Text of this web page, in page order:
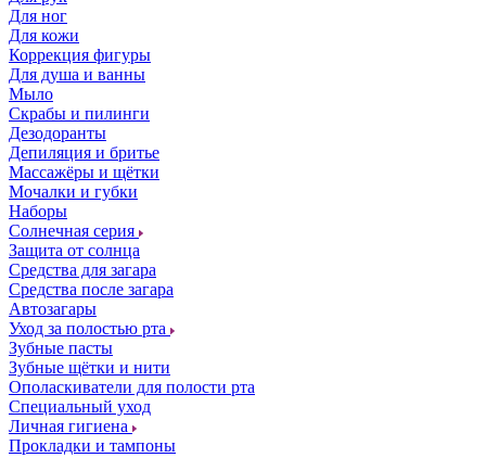
Для ног
Для кожи
Коррекция фигуры
Для душа и ванны
Мыло
Скрабы и пилинги
Дезодоранты
Депиляция и бритье
Массажёры и щётки
Мочалки и губки
Наборы
Солнечная серия
Защита от солнца
Средства для загара
Средства после загара
Автозагары
Уход за полостью рта
Зубные пасты
Зубные щётки и нити
Ополаскиватели для полости рта
Специальный уход
Личная гигиена
Прокладки и тампоны